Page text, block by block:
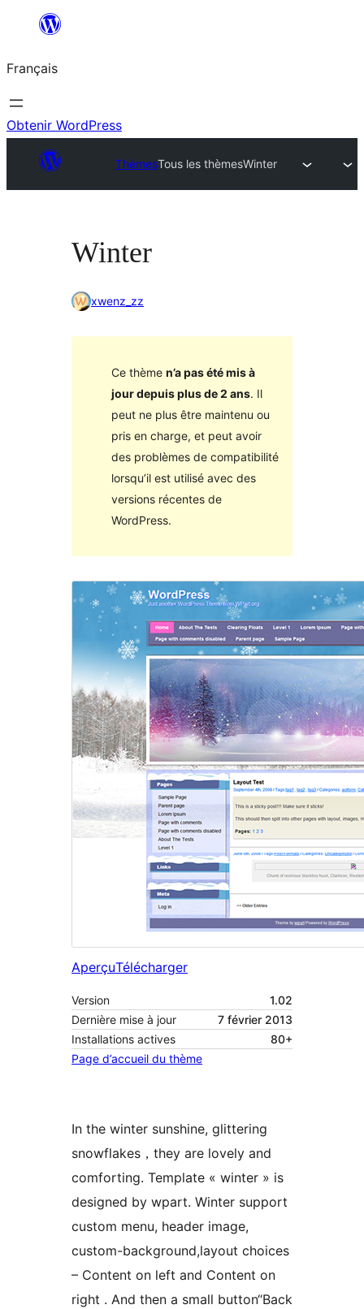
contenu
Français
Obtenir WordPress
ThèmesTous les thèmesWinter
Winter
xwenz_zz
Ce thème n’a pas été mis à
jour depuis plus de 2 ans. Il
peut ne plus être maintenu ou
pris en charge, et peut avoir
des problèmes de compatibilité
lorsqu’il est utilisé avec des
versions récentes de
WordPress.
AperçuTélécharger
Version
1.02
Dernière mise à jour
7 février 2013
Installations actives
80+
Page d’accueil du thème
In the winter sunshine, glittering
snowflakes，they are lovely and
comforting. Template « winter » is
designed by wpart. Winter support
custom menu, header image,
custom-background,layout choices
– Content on left and Content on
right . And then a small button“Back